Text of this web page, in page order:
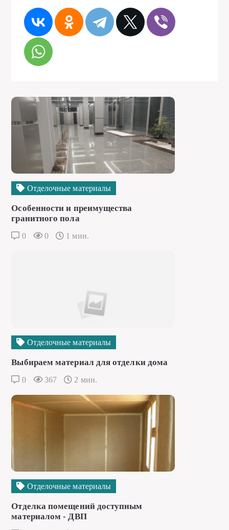
Отделочные материалы
Особенности и преимущества
гранитного пола
0 0 1 мин.
Отделочные материалы
Выбираем материал для отделки дома
0 367 2 мин.
Отделочные материалы
Отделка помещений доступным
материалом - ДВП